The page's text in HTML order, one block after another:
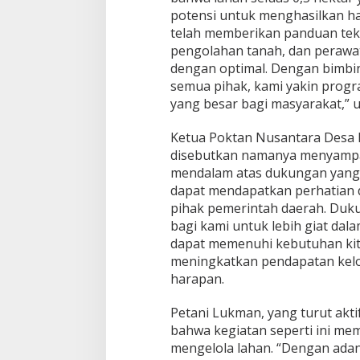
potensi untuk menghasilkan
telah memberikan panduan
pengolahan tanah, dan
dengan optimal. Dengan
semua pihak, kami yakin
yang besar bagi masyarakat,”
Ketua Poktan Nusantara
disebutkan namanya
mendalam atas dukungan
dapat mendapatkan perhatian
pihak pemerintah daerah.
bagi kami untuk lebih giat
dapat memenuhi kebutuhan
meningkatkan pendapatan
harapan.
Petani Lukman, yang turut
bahwa kegiatan seperti ini
mengelola lahan. “Dengan